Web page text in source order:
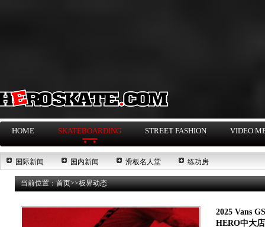
HOME SKATEBOARDING STREET FASHION VIDEO
国际新闻 国内新闻 滑板名人堂 练功房
当前位置：首页>>板界动态
2025 Vans
HERO中大